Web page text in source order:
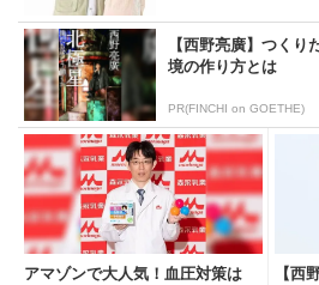
【西野亮廣】つくり
境の作り方とは
PR(FINCHI on GOETHE)
アマゾンで大人気！血圧対策は
【西